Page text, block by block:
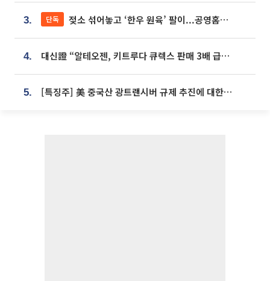
3. 단독 젖소 섞어놓고 ‘한우 원육’ 팔이...공영홈쇼핑 표기·검증 구멍
4. 대신證 “알테오젠, 키트루다 큐렉스 판매 3배 급증…목표가 41만원 상향”
5. [특징주] 美 중국산 광트랜시버 규제 추진에 대한광통신 등 광통신株 강세